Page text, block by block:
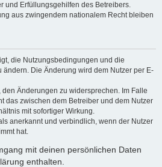
und Erfüllungsgehilfen des Betreibers.
aus zwingendem nationalem Recht bleiben
die Nutzungsbedingungen und die
ändern. Die Änderung wird dem Nutzer per E-
den Änderungen zu widersprechen. Im Falle
das zwischen dem Betreiber und dem Nutzer
mit sofortiger Wirkung.
anerkannt und verbindlich, wenn der Nutzer
hat.
mit deinen persönlichen Daten
enthalten.